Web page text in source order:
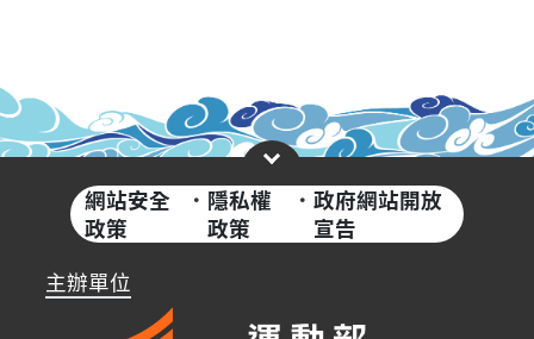
網站安全
政策
· 隱私權
政策
·政府網站開放
宣告
主辦單位